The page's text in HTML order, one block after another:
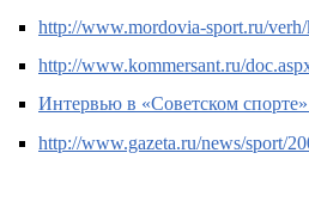
http://www.mordovia-sport.ru/
http://www.kommersant.ru/
Интервью в «Советском
http://www.gazeta.ru/news/sport/